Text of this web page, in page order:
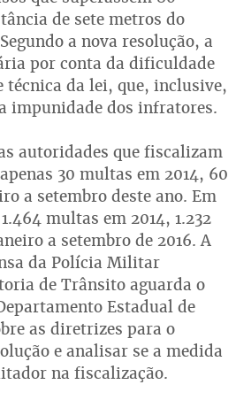
de sete metros do
a nova resolução, a
por conta da dificuldade
técnica da lei, que, inclusive,
impunidade dos infratores.
autoridades que fiscalizam
30 multas em 2014, 60
a setembro deste ano. Em
multas em 2014, 1.232
a setembro de 2016. A
da Polícia Militar
de Trânsito aguarda o
Estadual de
as diretrizes para o
e analisar se a medida
na fiscalização.